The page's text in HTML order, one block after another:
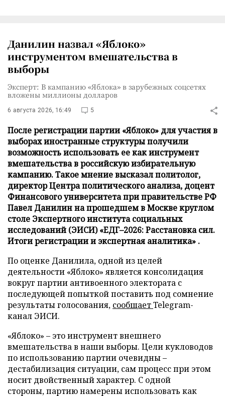
Данилин назвал «Яблоко»
инструментом вмешательства в
выборы
Эксперт: В кампанию «Яблока» в зарубежных соцсетях
вложены миллионы долларов
6 августа 2026, 16:49 5
После регистрации партии «Яблоко» для участия в
выборах иностранные структуры получили
возможность использовать ее как инструмент
вмешательства в российскую избирательную
кампанию. Такое мнение высказал политолог,
директор Центра политического анализа, доцент
Финансового университета при правительстве РФ
Павел Данилин на прошедшем в Москве круглом
столе Экспертного института социальных
исследований (ЭИСИ) «ЕДГ–2026: Расстановка сил.
Итоги регистрации и экспертная аналитика» .
По оценке Данилила, одной из целей
деятельности «Яблоко» является консолидация
вокруг партии антивоенного электората с
последующей попыткой поставить под сомнение
результаты голосования, сообщаетTelegram-
канал ЭИСИ.
«Яблоко» – это инструмент внешнего
вмешательства в наши выборы. Цели кукловодов
по использованию партии очевидны –
дестабилизация ситуации, сам процесс при этом
носит двойственный характер. С одной
стороны, партию намерены использовать как